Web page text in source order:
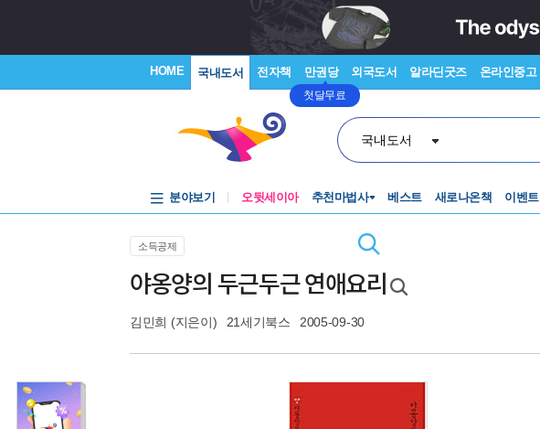
HOME 국내도서 전자책 만권당
첫달무료
외국도서 알라딘굿즈 온라인중고
국내도서
분야보기 오뒷세이아 추천마법사 베스트 새로나온책 이벤트
소득공제
야옹양의 두근두근 연애요리
김민희 (지은이) 21세기북스 2005-09-30